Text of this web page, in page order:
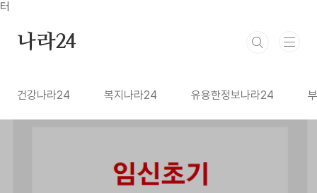
터
본문 바로가기
나라24
건강나라24 복지나라24 유용한정보나라24